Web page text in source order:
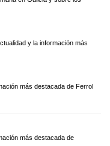
y la información más
más destacada de Ferrol
más destacada de